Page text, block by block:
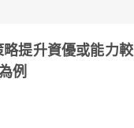
提升資優或能力較
例